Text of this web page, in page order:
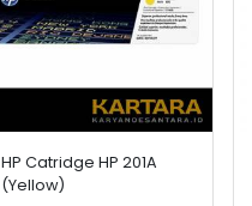
HP Catridge HP 201A
(Yellow)